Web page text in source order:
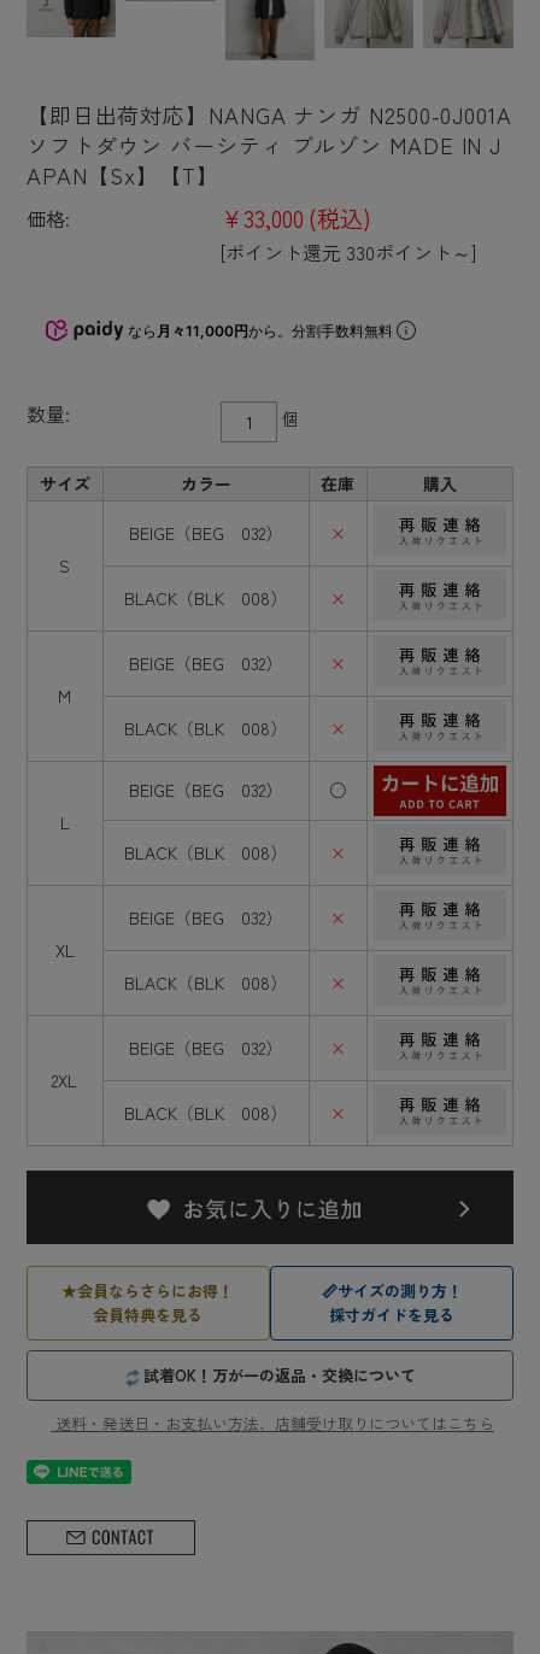
【即日出荷対応】NANGA ナンガ N2500-0J001A
ソフトダウン バーシティ ブルゾン MADE IN J
APAN【Sx】【T】
価格: ¥33,000 (税込)
[ポイント還元 330ポイント～]
なら 月々11,000円から。分割手数料無料
数量: 個
サイズ カラー 在庫 購入
S
BEIGE（BEG 032） ×
BLACK（BLK 008） ×
M
BEIGE（BEG 032） ×
BLACK（BLK 008） ×
L
BEIGE（BEG 032） ○
BLACK（BLK 008） ×
XL
BEIGE（BEG 032） ×
BLACK（BLK 008） ×
2XL
BEIGE（BEG 032） ×
BLACK（BLK 008） ×
★会員ならさらにお得！
会員特典を見る
📏サイズの測り方！
採寸ガイドを見る
試着OK！万が一の返品・交換について
送料・発送日・お支払い方法、店舗受け取りについてはこちら